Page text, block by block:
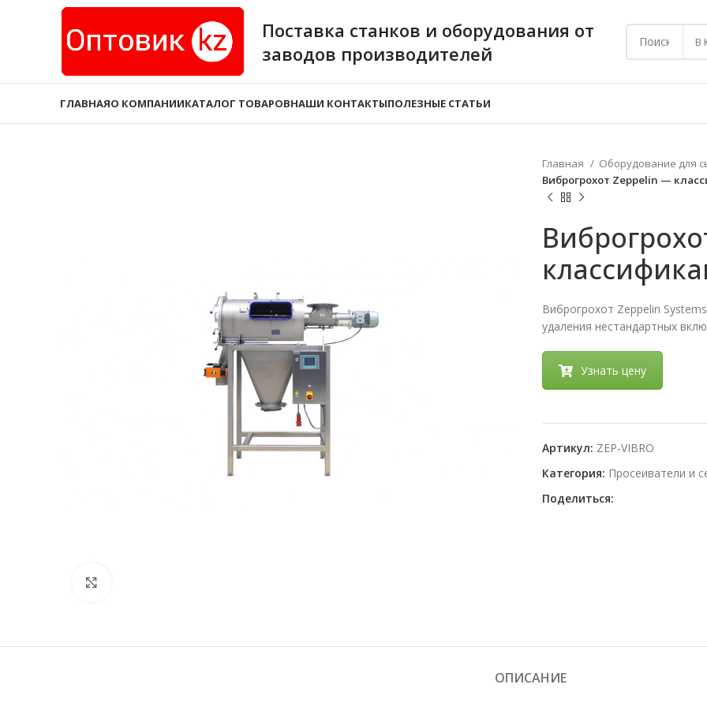
Поставка станков и оборудования от
заводов производителей
В
ГЛАВНАЯО КОМПАНИИКАТАЛОГ ТОВАРОВНАШИ КОНТАКТЫПОЛЕЗНЫЕ СТАТЬИ
Главная Оборудование для
Виброгрохот Zeppelin —
Виброгрохот Zeppelin
удаления нестандартных
Узнать цену
Артикул: ZEP-VIBRO
Категория: Просеиватели и
Поделиться:
ОПИСАНИЕ